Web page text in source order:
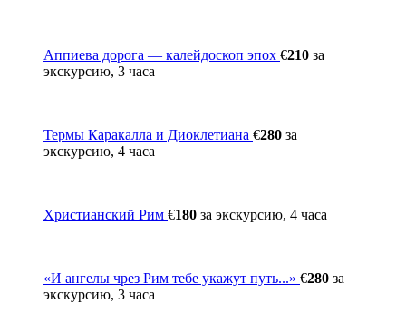
Аппиева дорога — калейдоскоп эпох €210 за
экскурсию, 3 часа
Термы Каракалла и Диоклетиана €280 за
экскурсию, 4 часа
Христианский Рим €180 за экскурсию, 4 часа
«И ангелы чрез Рим тебе укажут путь...» €280 за
экскурсию, 3 часа